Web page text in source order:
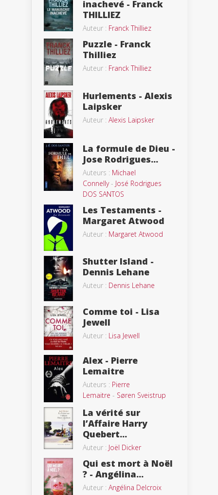
inachevé - Franck
THILLIEZ
Auteur : Franck Thilliez
Puzzle - Franck
Thilliez
Auteur : Franck Thilliez
Hurlements - Alexis
Laipsker
Auteur : Alexis Laipsker
La formule de Dieu -
Jose Rodrigues...
Auteurs : Michael
Connelly- José Rodrigues
DOS SANTOS
Les Testaments -
Margaret Atwood
Auteur : Margaret Atwood
Shutter Island -
Dennis Lehane
Auteur : Dennis Lehane
Comme toi - Lisa
Jewell
Auteur : Lisa Jewell
Alex - Pierre
Lemaitre
Auteurs : Pierre
Lemaitre - Søren Sveistrup
La vérité sur
l’Affaire Harry
Quebert...
Auteur : Joël Dicker
Qui est mort à Noël
? - Angélina...
Auteur : Angélina Delcroix